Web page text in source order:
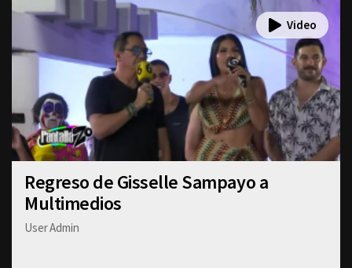
Regreso de Gisselle Sampayo a
Multimedios
User Admin